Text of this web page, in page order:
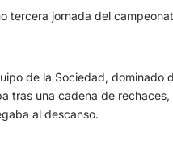
tercera jornada del
de la Sociedad,
tras una cadena de
al descanso.